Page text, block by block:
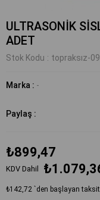
ULTRASONİK
ADET
Stok Kodu topraksız-
Marka : -
Paylaş :
₺899,47
KDV Dahil
₺142,72 `den başlayan